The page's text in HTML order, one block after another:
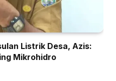
Listrik Desa, Azis:
Mikrohidro